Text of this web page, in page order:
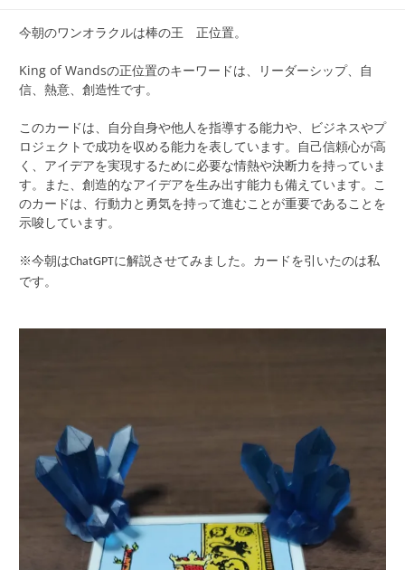
今朝のワンオラクルは棒の王 正位置。
King of Wandsの正位置のキーワードは、リーダーシップ、自
信、熱意、創造性です。
このカードは、自分自身や他人を指導する能力や、ビジネスやプ
ロジェクトで成功を収める能力を表しています。自己信頼心が高
く、アイデアを実現するために必要な情熱や決断力を持っていま
す。また、創造的なアイデアを生み出す能力も備えています。こ
のカードは、行動力と勇気を持って進むことが重要であることを
示唆しています。
※今朝はChatGPTに解説させてみました。カードを引いたのは私
です。